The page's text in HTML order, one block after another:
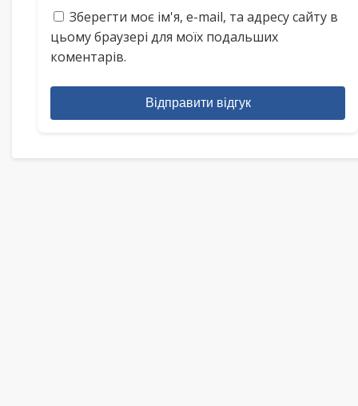
Зберегти моє ім'я, e-mail, та адресу сайту в
цьому браузері для моїх подальших
коментарів.
Відправити відгук